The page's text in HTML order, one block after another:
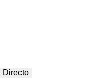
Directo